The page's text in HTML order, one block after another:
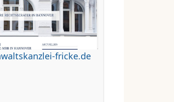
fricke.de